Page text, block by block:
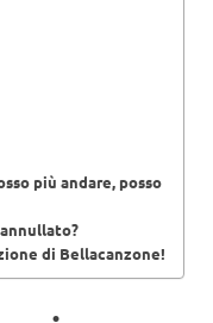
più andare, posso
di Bellacanzone!